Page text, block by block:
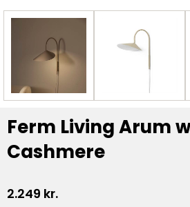
Ferm Living Arum
Cashmere
2.249 kr.